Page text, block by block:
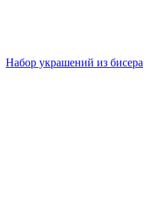
Набор украшений из бисера